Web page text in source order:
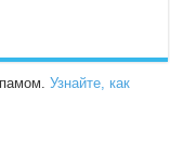
Узнайте, как